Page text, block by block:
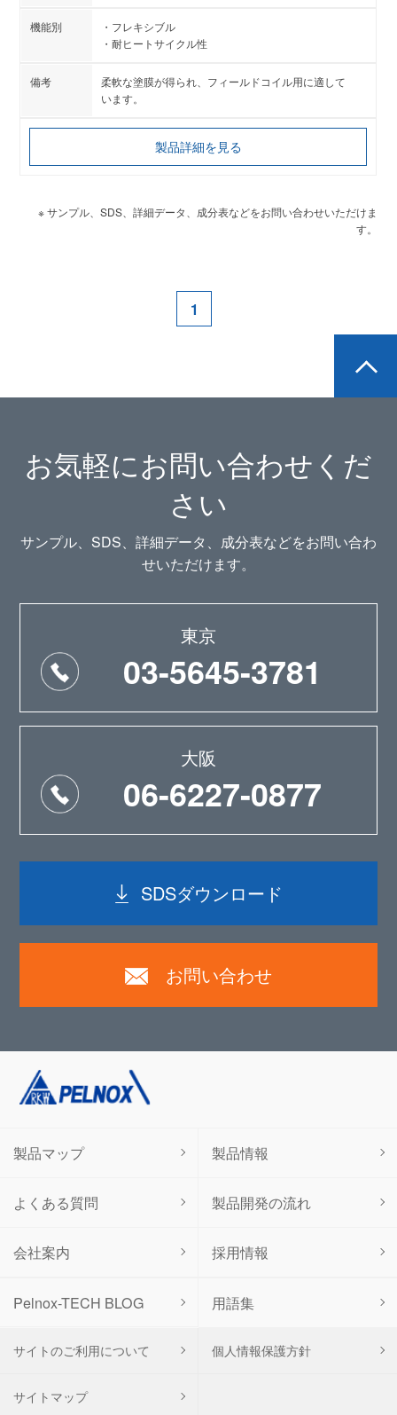
フレキシブル
耐ヒートサイクル性
柔軟な塗膜が得られ、フィールドコイル用に適して
います。
製品詳細を見る
※ サンプル、SDS、詳細データ、成分表などをお問い合わせいただけま
す。
1
お気軽にお問い合わせくだ
さい
サンプル、SDS、詳細データ、成分表などをお問い合わ
せいただけます。
東京
03-5645-3781
大阪
06-6227-0877
SDSダウンロード
お問い合わせ
Pelnox-TECH BLOG 用語集
製品マップ 製品情報
よくある質問 製品開発の流れ
会社案内 採用情報
サイトのご利用について 個人情報保護方針
サイトマップ